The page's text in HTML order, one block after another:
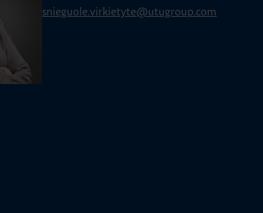
snieguole.virkietyte@utugroup.com